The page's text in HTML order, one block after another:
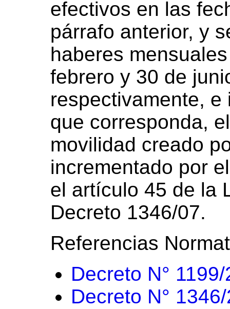
efectivos en las
párrafo anterior, y
haberes
febrero y 30 de
respectivamente,
que corresponda,
movilidad creado
incrementado por
el artículo 45 de la
Decreto 1346/07.
Referencias
Decreto N°
Decreto N°